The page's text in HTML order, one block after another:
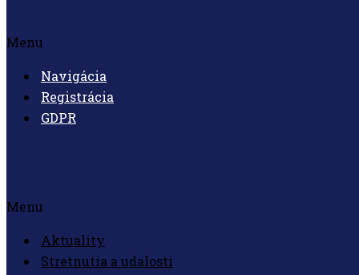
Menu
Navigácia
Registrácia
GDPR
Menu
Aktuality
Stretnutia a udalosti